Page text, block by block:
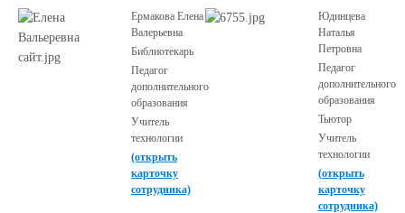
Ермакова Елена
Валерьевна
Библиотекарь
Педагог
дополнительного
образования
Учитель
технологии
(открыть
карточку
сотрудника)
Юдинцева
Наталья
Петровна
Педагог
дополнительного
образования
Тьютор
Учитель
технологии
(открыть
карточку
сотрудника)